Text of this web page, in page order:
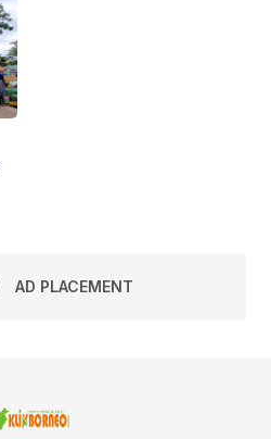
AD PLACEMENT